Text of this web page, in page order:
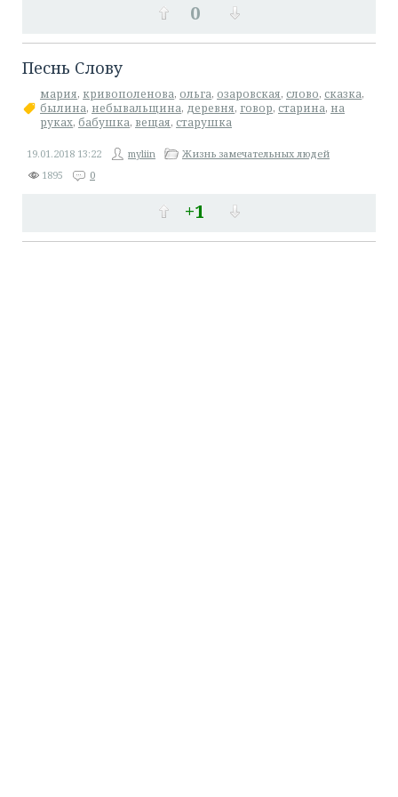
0
Песнь Слову
мария, кривополенова, ольга, озаровская, слово, сказка,
былина, небывальщина, деревня, говор, старина, на
руках, бабушка, вещая, старушка
+1
19.01.2018 13:22 myliin
Жизнь замечательных людей
1895
0